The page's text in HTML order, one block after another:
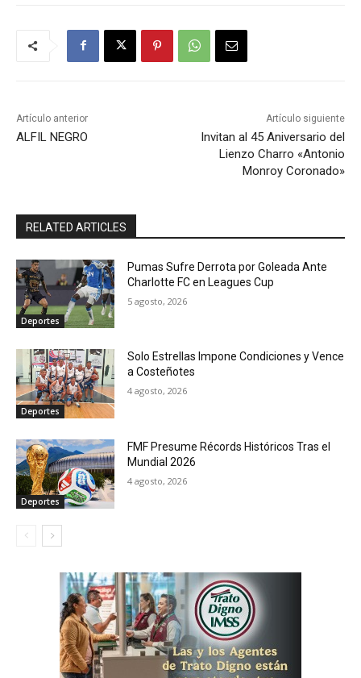
Artículo anterior
ALFIL NEGRO
Artículo siguiente
Invitan al 45 Aniversario del
Lienzo Charro «Antonio
Monroy Coronado»
RELATED ARTICLES
Deportes
Pumas Sufre Derrota por Goleada Ante
Charlotte FC en Leagues Cup
5 agosto, 2026
Deportes
Solo Estrellas Impone Condiciones y Vence
a Costeñotes
4 agosto, 2026
Deportes
FMF Presume Récords Históricos Tras el
Mundial 2026
4 agosto, 2026